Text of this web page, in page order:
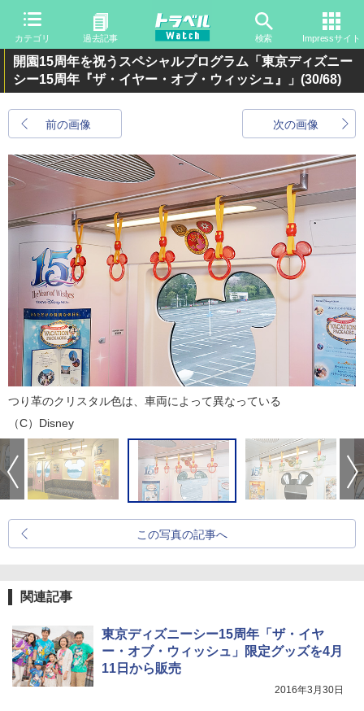
カテゴリ 過去記事 検索 Impressサイト
開園15周年を祝うスペシャルプログラム「東京ディズニー
シー15周年『ザ・イヤー・オブ・ウィッシュ』」 (30/68)
前の画像 次の画像
つり革のクリスタル色は、車両によって異なっている
（C）Disney
この写真の記事へ
関連記事
東京ディズニーシー15周年「ザ・イヤ
ー・オブ・ウィッシュ」限定グッズを4月
11日から販売
2016年3月30日